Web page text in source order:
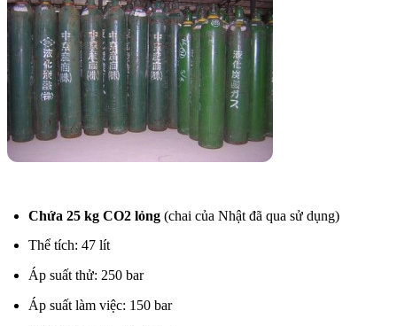
Chứa 25 kg CO2 lỏng (chai của Nhật đã qua sử dụng)
Thể tích: 47 lít
Áp suất thử: 250 bar
Áp suất làm việc: 150 bar